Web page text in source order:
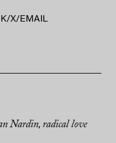
/X/EMAIL
Nardin, radical love